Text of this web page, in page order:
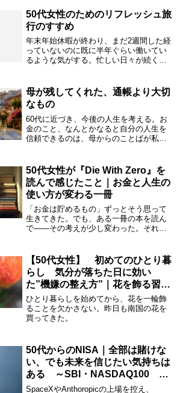
の前、行きつけの居酒屋...
50代女性のためのリフレッシュ旅
行のすすめ
年末年始休暇が終わり、まだ2週間した経
っていないのに既に半年ぐらい働いてい
るような気がする。忙しい日々が続く
る。50代ともなると、家庭や仕事、さら
には親の介護など、さま...
母が残してくれた、通帳より大切
なもの
60代に近づき、今後の人生を考える。お
金のこと、なんとかなると自分の人生を
信頼できるのは、母からのことばが私の
50代女性が『Die With Zero』を
読んで感じたこと｜お金と人生の
使い方が変わる一冊
「お金は貯めるもの」ずっとそう思って
生きてきた。でも、ある一冊の本を読ん
で——その考えが少し変わった。それが
の本は、特に50代の私にとって、とても
考え...
【50代女性】 初めてのひとり暮
らし 気分が落ちた日に効い
た”機嫌の整え方”｜花を飾る習慣
②
ひとり暮らしを始めてから、花を一輪飾
ることを欠かさない。昨日も南国の花を
買ってきた。
50代からのNISA｜全部は賭けな
い、でも未来を信じたい気持ちは
ある ～SBI・NASDAQ100 イ
ンデックス~
SpaceXやAnthoropicの上場を控え、